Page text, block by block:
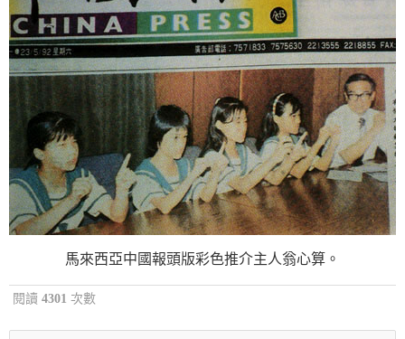
馬來西亞中國報頭版彩色推介主人翁心算。
閱讀 4301 次數